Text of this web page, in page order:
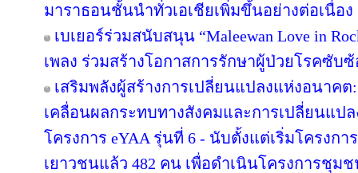
มาราธอนชั้นนำทั่วเอเชียเพิ่มขึ้นอย่างต่อเนื่อง
เบเยอร์ร่วมสนับสนุน “Maleewan Love in
เพลง ร่วมสร้างโอกาสการรักษาผู้ป่วยโรคซั
เสริมพลังผู้สร้างการเปลี่ยนแปลงแห่งอนาค
เคลื่อนผลกระทบทางสังคมและการเปลี่ยนแป
โครงการ eYAA รุ่นที่ 6 - นับตั้งแต่เริ่มโครงกา
เยาวชนแล้ว 482 คน เพื่อดำเนินโครงการชุมช